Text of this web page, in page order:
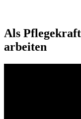
Als
arbeiten